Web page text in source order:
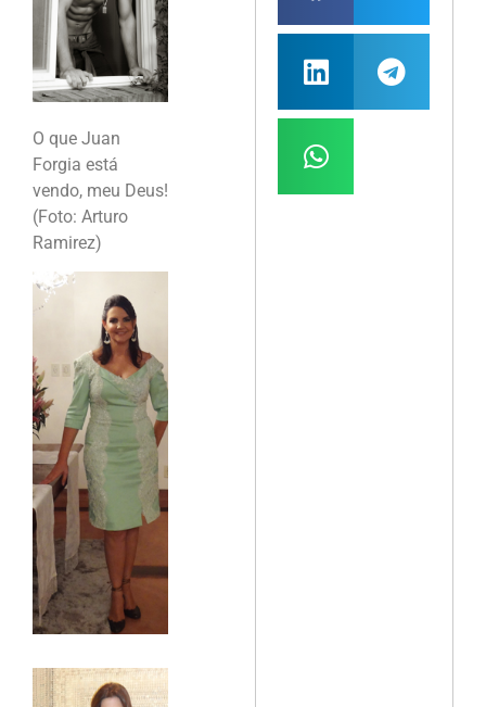
O que Juan
Forgia está
vendo, meu Deus!
(Foto: Arturo
Ramirez)